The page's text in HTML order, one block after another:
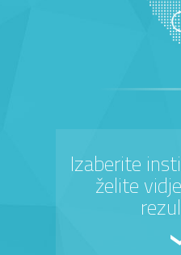
Izaberite
želite